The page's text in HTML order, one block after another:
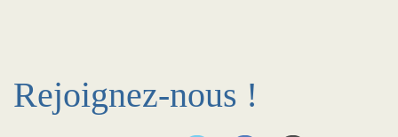
Rejoignez-nous !